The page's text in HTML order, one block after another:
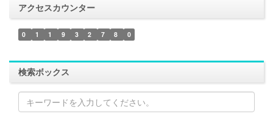
アクセスカウンター
0 1 1 9 3 2 7 8 0
検索ボックス